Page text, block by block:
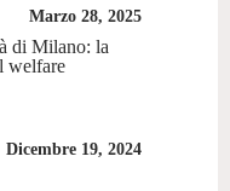
Marzo 28, 2025
di Milano: la
welfare
Dicembre 19, 2024